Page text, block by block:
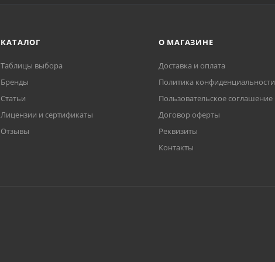
КАТАЛОГ
Таблицы выбора
Бренды
Статьи
Лицензии и сертификаты
Отзывы
О МАГАЗИНЕ
Доставка и оплата
Политика конфиденциальности
Пользовательское соглашение
Договор оферты
Реквизиты
Контакты